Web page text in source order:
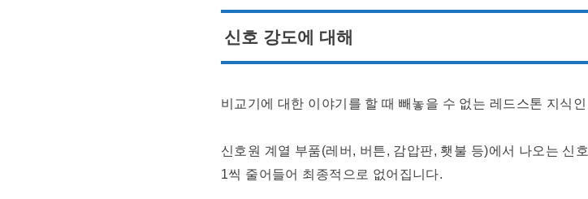
신호 강도에 대해
비교기에 대한 이야기를 할 때 빼놓을 수 없는 레드스톤 지식
신호원 계열 부품(레버, 버튼, 감압판, 횃불 등)에서 나오는 신
1씩 줄어들어 최종적으로 없어집니다.